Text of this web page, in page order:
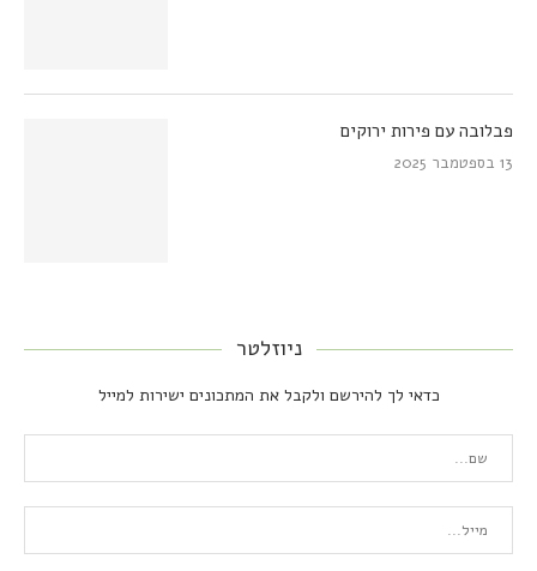
פבלובה עם פירות ירוקים
13 בספטמבר 2025
ניוזלטר
כדאי לך להירשם ולקבל את המתכונים ישירות למייל